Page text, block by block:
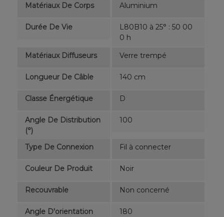
Matériaux De Corps Aluminium
Durée De Vie
L80B10 à 25° : 50 00
0 h
Matériaux Diffuseurs
Verre trempé
Longueur De Câble 140 cm
Classe Énergétique D
Angle De Distribution
(°)
100
Type De Connexion Fil à connecter
Couleur De Produit Noir
Recouvrable Non concerné
Angle D'orientation
180